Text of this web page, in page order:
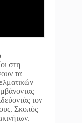
στη
τα
τον
Σκοπός